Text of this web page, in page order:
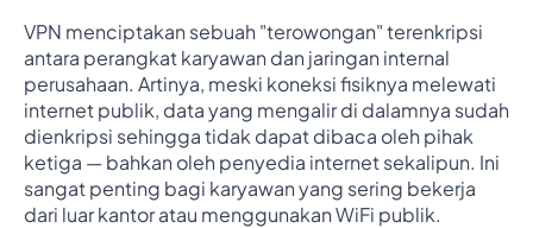
VPN menciptakan sebuah "terowongan" terenkripsi
antara perangkat karyawan dan jaringan internal
perusahaan. Artinya, meski koneksi fisiknya melewati
internet publik, data yang mengalir di dalamnya sudah
dienkripsi sehingga tidak dapat dibaca oleh pihak
ketiga — bahkan oleh penyedia internet sekalipun. Ini
sangat penting bagi karyawan yang sering bekerja
dari luar kantor atau menggunakan WiFi publik.